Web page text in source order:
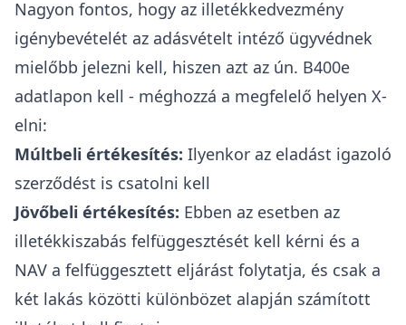
Nagyon fontos, hogy az illetékkedvezmény
igénybevételét az adásvételt intéző ügyvédnek
mielőbb jelezni kell, hiszen azt az ún. B400e
adatlapon kell - méghozzá a megfelelő helyen X-
elni:
Múltbeli értékesítés: Ilyenkor az eladást igazoló
szerződést is csatolni kell
Jövőbeli értékesítés: Ebben az esetben az
illetékkiszabás felfüggesztését kell kérni és a
NAV a felfüggesztett eljárást folytatja, és csak a
két lakás közötti különbözet alapján számított